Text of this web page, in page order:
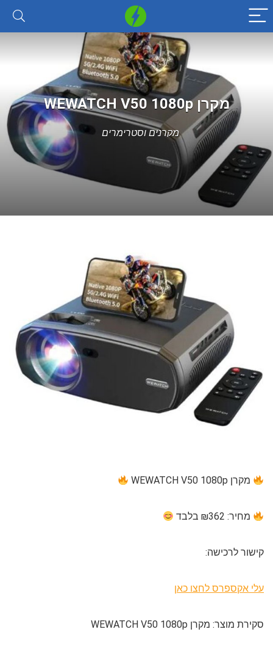
מקרן WEWATCH V50 1080p
מקרנים וסטרימרים
מקרן WEWATCH V50 1080p
מחיר: ₪362 בלבד
קישור לרכישה:
עלי אקספרס לחצו כאן
סקירת מוצר: מקרן WEWATCH V50 1080p